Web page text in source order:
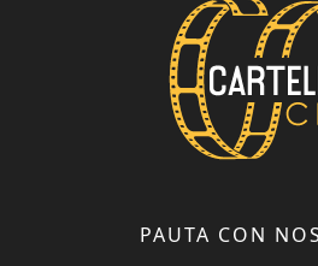
PAUTA CON